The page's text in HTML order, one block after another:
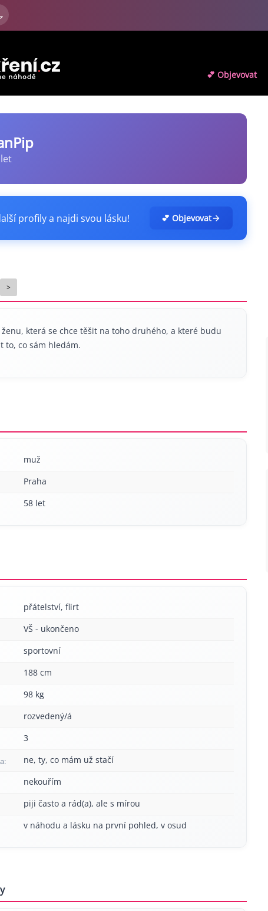
💕 Objevovat
profily a najdi svou lásku! 💕 Objevovat
>
která se chce těšit na toho druhého, a které budu
to, co sám hledám.
muž
Praha
58 let
přátelství, flirt
VŠ - ukončeno
sportovní
188 cm
98 kg
rozvedený/á
3
ne, ty, co mám už stačí
nekouřím
piji často a rád(a), ale s mírou
v náhodu a lásku na první pohled, v osud